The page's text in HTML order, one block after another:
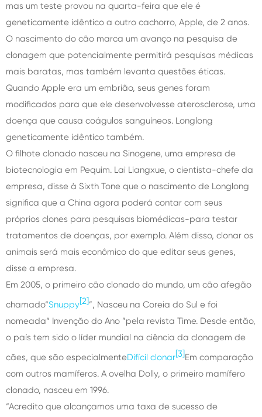
mas um teste provou na quarta-feira que ele é
geneticamente idêntico a outro cachorro, Apple, de 2 anos.
O nascimento do cão marca um avanço na pesquisa de
clonagem que potencialmente permitirá pesquisas médicas
mais baratas, mas também levanta questões éticas.
Quando Apple era um embrião, seus genes foram
modificados para que ele desenvolvesse aterosclerose, uma
doença que causa coágulos sanguíneos. Longlong
geneticamente idêntico também.
O filhote clonado nasceu na Sinogene, uma empresa de
biotecnologia em Pequim. Lai Liangxue, o cientista-chefe da
empresa, disse à Sixth Tone que o nascimento de Longlong
significa que a China agora poderá contar com seus
próprios clones para pesquisas biomédicas-para testar
tratamentos de doenças, por exemplo. Além disso, clonar os
animais será mais econômico do que editar seus genes,
disse a empresa.
Em 2005, o primeiro cão clonado do mundo, um cão afegão
chamado“Snuppy[2]”, Nasceu na Coreia do Sul e foi
nomeada“ Invenção do Ano ”pela revista Time. Desde então,
o país tem sido o líder mundial na ciência da clonagem de
cães, que são especialmenteDifícil clonar[3]Em comparação
com outros mamíferos. A ovelha Dolly, o primeiro mamífero
clonado, nasceu em 1996.
“Acredito que alcançamos uma taxa de sucesso de